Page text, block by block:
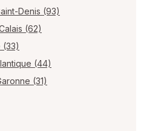
Denis (93)
(62)
(33)
(44)
(31)